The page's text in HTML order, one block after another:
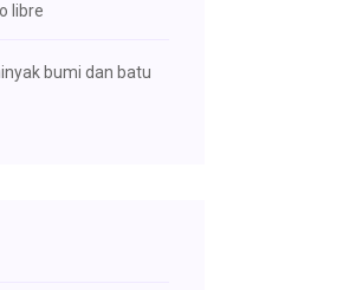
libre
bumi dan batu